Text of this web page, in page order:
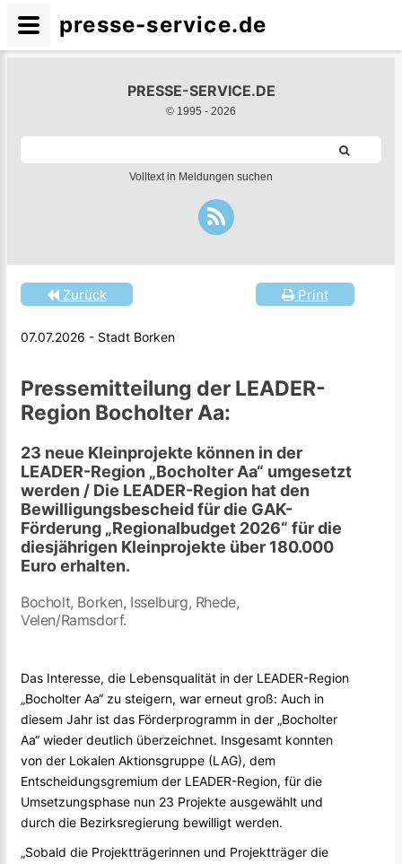
PRESSE-SERVICE.DE
© 1995 - 2026
Volltext in Meldungen suchen
Print
Zurück
07.07.2026 - Stadt Borken
Pressemitteilung der LEADER-
Region Bocholter Aa:
23 neue Kleinprojekte können in der
LEADER-Region „Bocholter Aa“ umgesetzt
werden / Die LEADER-Region hat den
Bewilligungsbescheid für die GAK-
Förderung „Regionalbudget 2026“ für die
diesjährigen Kleinprojekte über 180.000
Euro erhalten.
Bocholt, Borken, Isselburg, Rhede,
Velen/Ramsdorf.
Das Interesse, die Lebensqualität in der LEADER-Region
„Bocholter Aa“ zu steigern, war erneut groß: Auch in
diesem Jahr ist das Förderprogramm in der „Bocholter
Aa“ wieder deutlich überzeichnet. Insgesamt konnten
von der Lokalen Aktionsgruppe (LAG), dem
Entscheidungsgremium der LEADER-Region, für die
Umsetzungsphase nun 23 Projekte ausgewählt und
durch die Bezirksregierung bewilligt werden.
„Sobald die Projektträgerinnen und Projektträger die
presse-service.de